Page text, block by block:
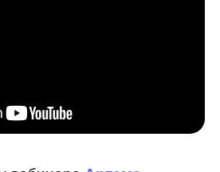
ARR
”. Ниже собрали
говорили на